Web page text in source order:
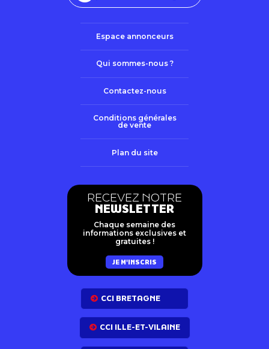
Espace annonceurs
Qui sommes-nous ?
Contactez-nous
Conditions générales
de vente
Plan du site
RECEVEZ NOTRE
NEWSLETTER
Chaque semaine des
informations exclusives et
gratuites !
JE M'INSCRIS
CCI BRETAGNE
CCI ILLE-ET-VILAINE